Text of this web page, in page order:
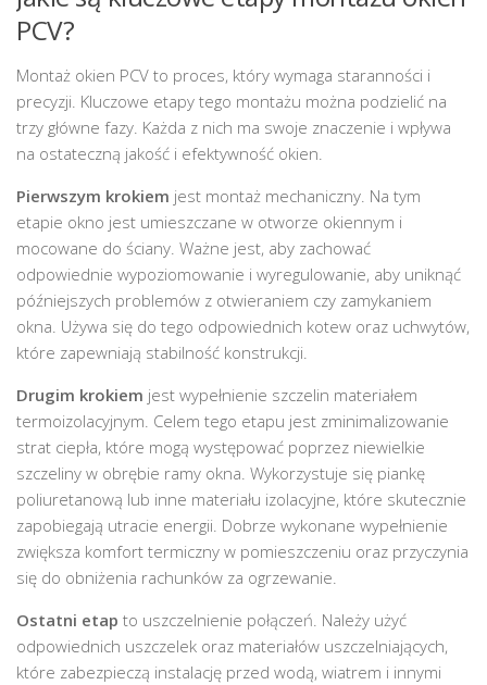
PCV?
Montaż okien PCV to proces, który wymaga staranności i
precyzji. Kluczowe etapy tego montażu można podzielić na
trzy główne fazy. Każda z nich ma swoje znaczenie i wpływa
na ostateczną jakość i efektywność okien.
Pierwszym krokiem jest montaż mechaniczny. Na tym
etapie okno jest umieszczane w otworze okiennym i
mocowane do ściany. Ważne jest, aby zachować
odpowiednie wypoziomowanie i wyregulowanie, aby uniknąć
późniejszych problemów z otwieraniem czy zamykaniem
okna. Używa się do tego odpowiednich kotew oraz uchwytów,
które zapewniają stabilność konstrukcji.
Drugim krokiem jest wypełnienie szczelin materiałem
termoizolacyjnym. Celem tego etapu jest zminimalizowanie
strat ciepła, które mogą występować poprzez niewielkie
szczeliny w obrębie ramy okna. Wykorzystuje się piankę
poliuretanową lub inne materiału izolacyjne, które skutecznie
zapobiegają utracie energii. Dobrze wykonane wypełnienie
zwiększa komfort termiczny w pomieszczeniu oraz przyczynia
się do obniżenia rachunków za ogrzewanie.
Ostatni etap to uszczelnienie połączeń. Należy użyć
odpowiednich uszczelek oraz materiałów uszczelniających,
które zabezpieczą instalację przed wodą, wiatrem i innymi